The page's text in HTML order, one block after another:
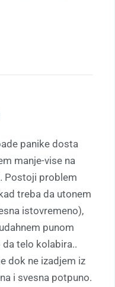
panike dosta
manje-vise na
Postoji problem
treba da utonem
istovremeno),
punom
telo kolabira..
dok ne izadjem iz
i svesna potpuno.